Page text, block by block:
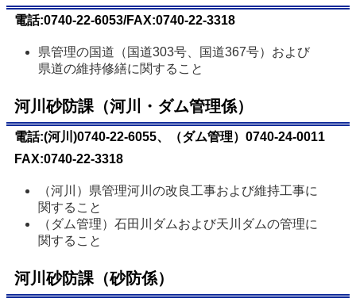
電話:0740-22-6053/FAX:0740-22-3318
県管理の国道（国道303号、国道367号）および
県道の維持修繕に関すること
河川砂防課（河川・ダム管理係）
電話:(河川)0740-22-6055、（ダム管理）0740-24-0011
FAX:0740-22-3318
（河川）県管理河川の改良工事および維持工事に
関すること
（ダム管理）石田川ダムおよび天川ダムの管理に
関すること
河川砂防課（砂防係）